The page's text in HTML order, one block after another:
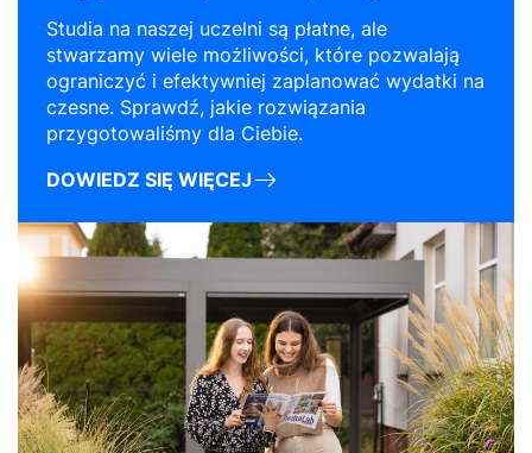
Studia na naszej uczelni są płatne, ale
stwarzamy wiele możliwości, które pozwalają
ograniczyć i efektywniej zaplanować wydatki na
czesne. Sprawdź, jakie rozwiązania
przygotowaliśmy dla Ciebie.
DOWIEDZ SIĘ WIĘCEJ